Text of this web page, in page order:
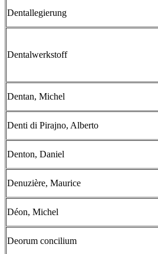
Dentallegierung
Dentalwerkstoff
Dentan, Michel
Denti di Pirajno, Alberto
Denton, Daniel
Denuzière, Maurice
Déon, Michel
Deorum concilium